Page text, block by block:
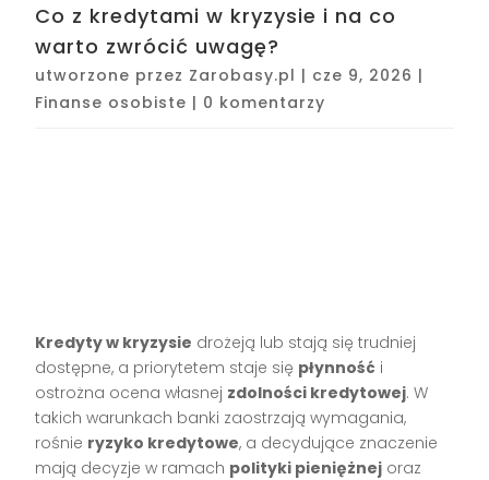
Co z kredytami w kryzysie i na co
warto zwrócić uwagę?
utworzone przez Zarobasy.pl | cze 9, 2026 |
Finanse osobiste | 0 komentarzy
Kredyty w kryzysie drożeją lub stają się trudniej
dostępne, a priorytetem staje się płynność i
ostrożna ocena własnej zdolności kredytowej. W
takich warunkach banki zaostrzają wymagania,
rośnie ryzyko kredytowe, a decydujące znaczenie
mają decyzje w ramach polityki pieniężnej oraz